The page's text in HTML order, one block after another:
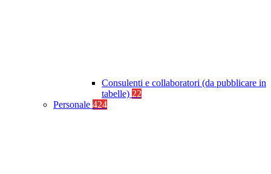
Consulenti e collaboratori (da pubblicare in
tabelle) 22
Personale 424